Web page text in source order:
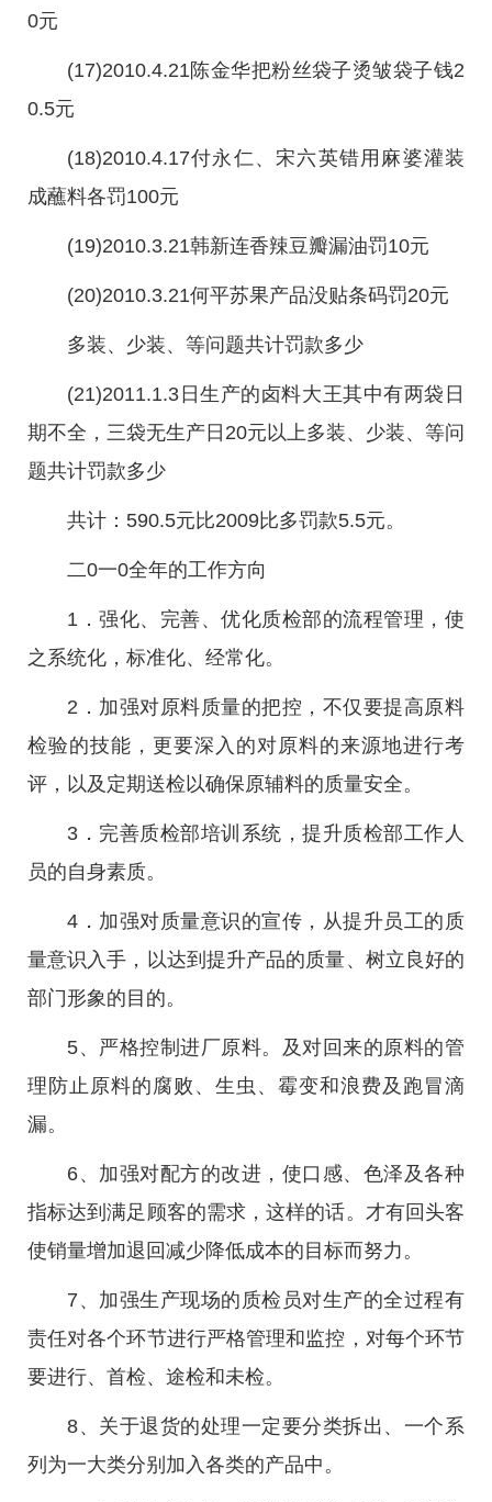
0元
(17)2010.4.21陈金华把粉丝袋子烫皱袋子钱2
0.5元
(18)2010.4.17付永仁、宋六英错用麻婆灌装
成蘸料各罚100元
(19)2010.3.21韩新连香辣豆瓣漏油罚10元
(20)2010.3.21何平苏果产品没贴条码罚20元
多装、少装、等问题共计罚款多少
(21)2011.1.3日生产的卤料大王其中有两袋日
期不全，三袋无生产日20元以上多装、少装、等问
题共计罚款多少
共计：590.5元比2009比多罚款5.5元。
二0一0全年的工作方向
1．强化、完善、优化质检部的流程管理，使
之系统化，标准化、经常化。
2．加强对原料质量的把控，不仅要提高原料
检验的技能，更要深入的对原料的来源地进行考
评，以及定期送检以确保原辅料的质量安全。
3．完善质检部培训系统，提升质检部工作人
员的自身素质。
4．加强对质量意识的宣传，从提升员工的质
量意识入手，以达到提升产品的质量、树立良好的
部门形象的目的。
5、严格控制进厂原料。及对回来的原料的管
理防止原料的腐败、生虫、霉变和浪费及跑冒滴
漏。
6、加强对配方的改进，使口感、色泽及各种
指标达到满足顾客的需求，这样的话。才有回头客
使销量增加退回减少降低成本的目标而努力。
7、加强生产现场的质检员对生产的全过程有
责任对各个环节进行严格管理和监控，对每个环节
要进行、首检、途检和未检。
8、关于退货的处理一定要分类拆出、一个系
列为一大类分别加入各类的产品中。